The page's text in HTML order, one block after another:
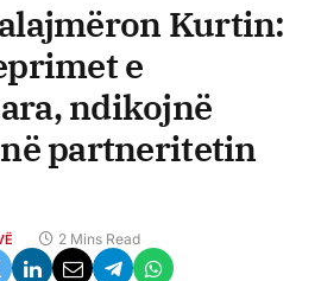
Kurtin:
e
ndikojnë
partneritetin
2 Mins Read